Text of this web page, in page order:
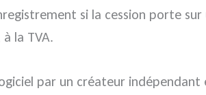
si la cession porte
la TVA.
par un créateur